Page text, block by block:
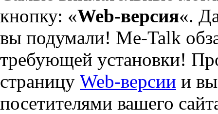
кнопку: «Web-версия«.
вы подумали! Me-Talk
требующей установки!
страницу Web-версии и
посетителями вашего